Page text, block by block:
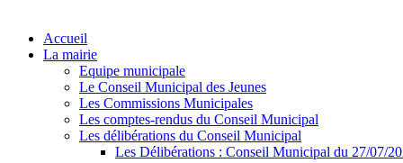
Accueil
La mairie
Equipe municipale
Le Conseil Municipal des Jeunes
Les Commissions Municipales
Les comptes-rendus du Conseil Municipal
Les délibérations du Conseil Municipal
Les Délibérations : Conseil Municipal du 27/07/